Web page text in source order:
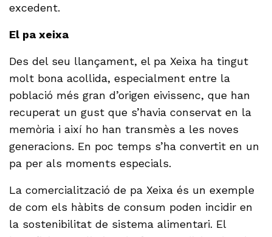
excedent.
El pa xeixa
Des del seu llançament, el pa Xeixa ha tingut
molt bona acollida, especialment entre la
població més gran d’origen eivissenc, que han
recuperat un gust que s’havia conservat en la
memòria i així ho han transmès a les noves
generacions. En poc temps s’ha convertit en un
pa per als moments especials.
La comercialització de pa Xeixa és un exemple
de com els hàbits de consum poden incidir en
la sostenibilitat de sistema alimentari. El